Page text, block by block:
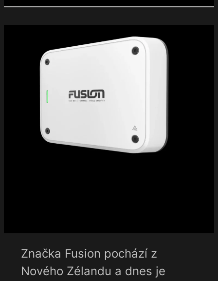
Značka Fusion pochází z
Nového Zélandu a dnes je